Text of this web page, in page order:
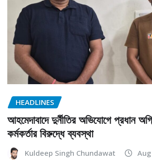
HEADLINES
আহমেদাবাদে দুর্নীতির অভিযোগে প্রধান
কর্মকর্তার বিরুদ্ধে ব্যবস্থা
Kuldeep Singh Chundawat